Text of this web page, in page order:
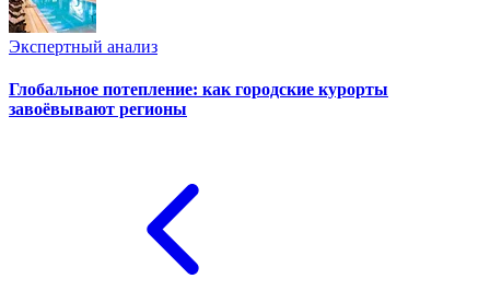
Экспертный анализ
Глобальное потепление: как городские курорты
завоёвывают регионы